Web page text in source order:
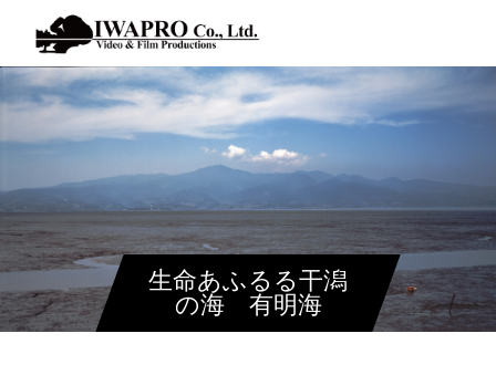
生命あふるる干潟
の海 有明海